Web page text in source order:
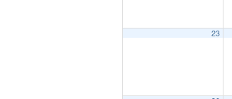
23